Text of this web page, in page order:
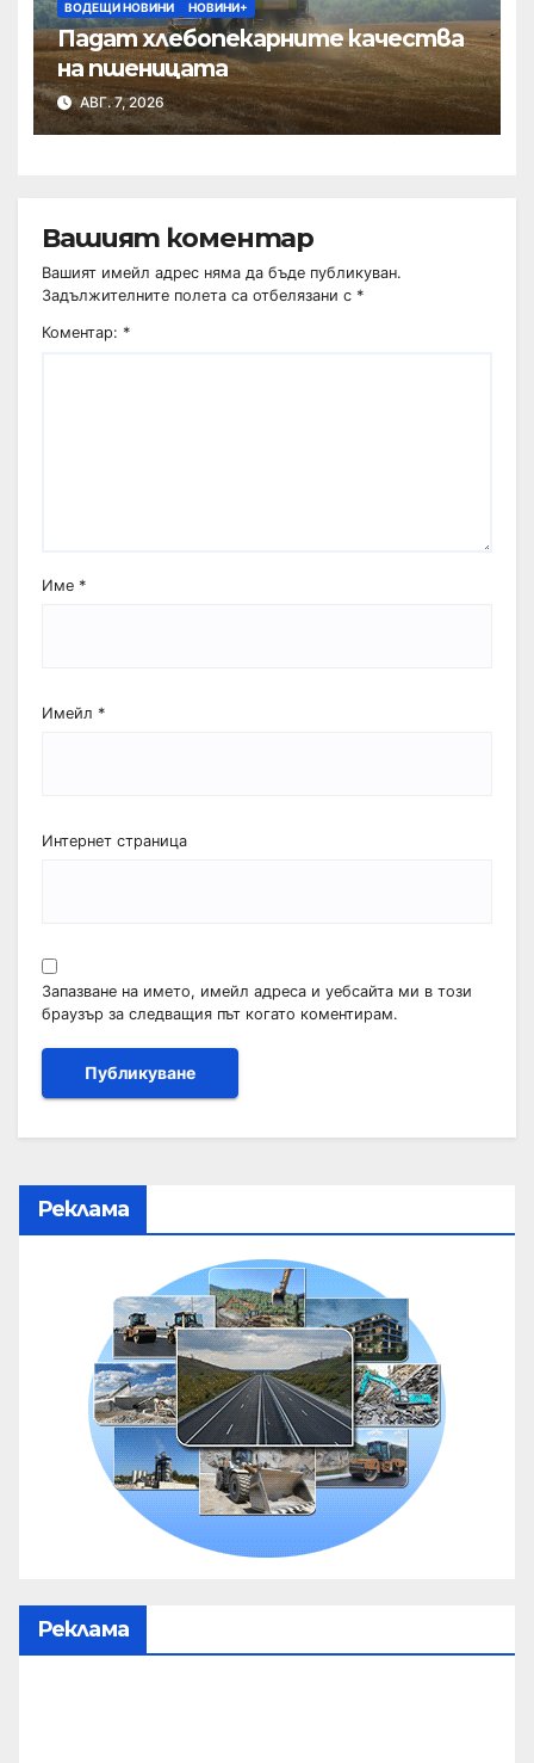
ВОДЕЩИ НОВИНИ НОВИНИ+
Падат хлебопекарните качества
на пшеницата
АВГ. 7, 2026
Вашият коментар
Вашият имейл адрес няма да бъде публикуван.
Задължителните полета са отбелязани с *
Коментар: *
Име *
Имейл *
Интернет страница
Запазване на името, имейл адреса и уебсайта ми в този
браузър за следващия път когато коментирам.
Реклама
Реклама